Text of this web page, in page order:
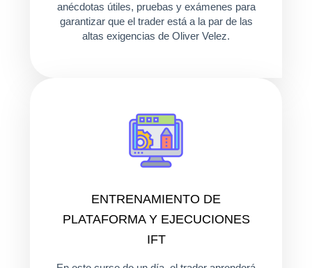
anécdotas útiles, pruebas y exámenes para
garantizar que el trader está a la par de las
altas exigencias de Oliver Velez.
ENTRENAMIENTO DE
PLATAFORMA Y EJECUCIONES
IFT